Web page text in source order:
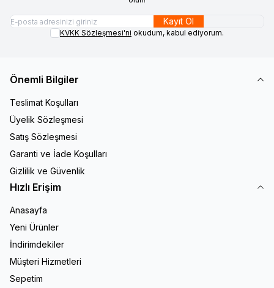
Kayıt Ol
KVKK Sözleşmesi'ni okudum, kabul ediyorum.
Önemli Bilgiler
Teslimat Koşulları
Üyelik Sözleşmesi
Satış Sözleşmesi
Garanti ve İade Koşulları
Gizlilik ve Güvenlik
Hızlı Erişim
Anasayfa
Yeni Ürünler
İndirimdekiler
Müşteri Hizmetleri
Sepetim